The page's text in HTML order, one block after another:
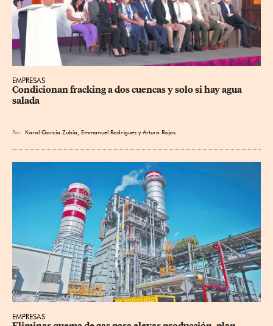
EMPRESAS
Condicionan fracking a dos cuencas y solo si hay agua
salada
Por Karol García Zubía Emmanuel Rodríguez yArturo Rojas
EMPRESAS